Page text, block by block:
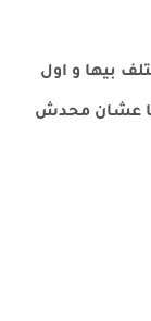
بيها و اول
عشان محدش